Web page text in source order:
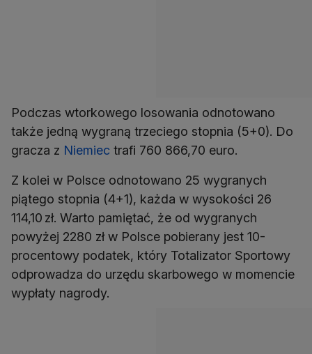
Podczas wtorkowego losowania odnotowano
także jedną wygraną trzeciego stopnia (5+0). Do
gracza z Niemiec trafi 760 866,70 euro.
Z kolei w Polsce odnotowano 25 wygranych
piątego stopnia (4+1), każda w wysokości 26
114,10 zł. Warto pamiętać, że od wygranych
powyżej 2280 zł w Polsce pobierany jest 10-
procentowy podatek, który Totalizator Sportowy
odprowadza do urzędu skarbowego w momencie
wypłaty nagrody.